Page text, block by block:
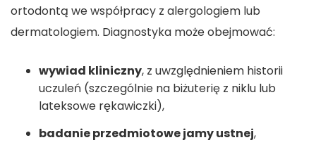
ortodontą we współpracy z alergologiem lub
dermatologiem. Diagnostyka może obejmować:
wywiad kliniczny, z uwzględnieniem historii
uczuleń (szczególnie na biżuterię z niklu lub
lateksowe rękawiczki),
badanie przedmiotowe jamy ustnej,